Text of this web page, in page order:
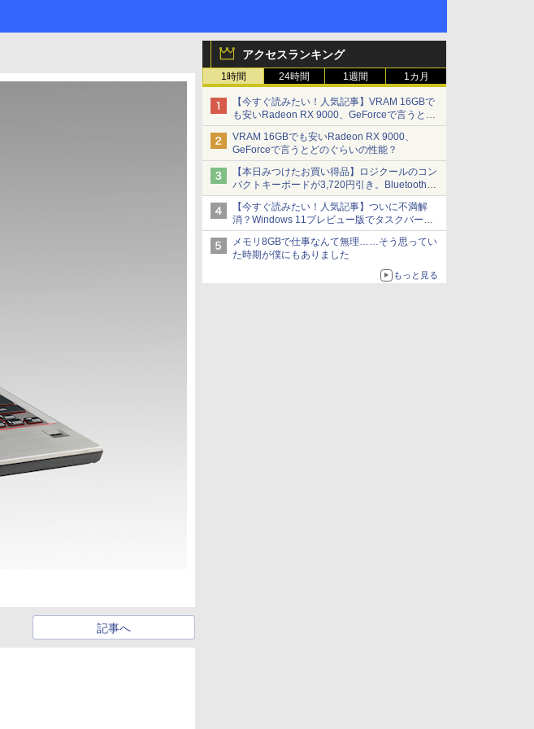
アクセスランキング
1時間 24時間 1週間 1カ月
【今すぐ読みたい！人気記事】VRAM 16GBで
も安いRadeon RX 9000、GeForceで言うとど
のぐらいの性能？ - PC Watch
VRAM 16GBでも安いRadeon RX 9000、
GeForceで言うとどのぐらいの性能？
【本日みつけたお買い得品】ロジクールのコン
パクトキーボードが3,720円引き。Bluetoothで3
台接続対応
【今すぐ読みたい！人気記事】ついに不満解
消？Windows 11プレビュー版でタスクバーの
配置変更を徹底検証 - PC Watch
メモリ8GBで仕事なんて無理……そう思ってい
た時期が僕にもありました
もっと見る
記事へ